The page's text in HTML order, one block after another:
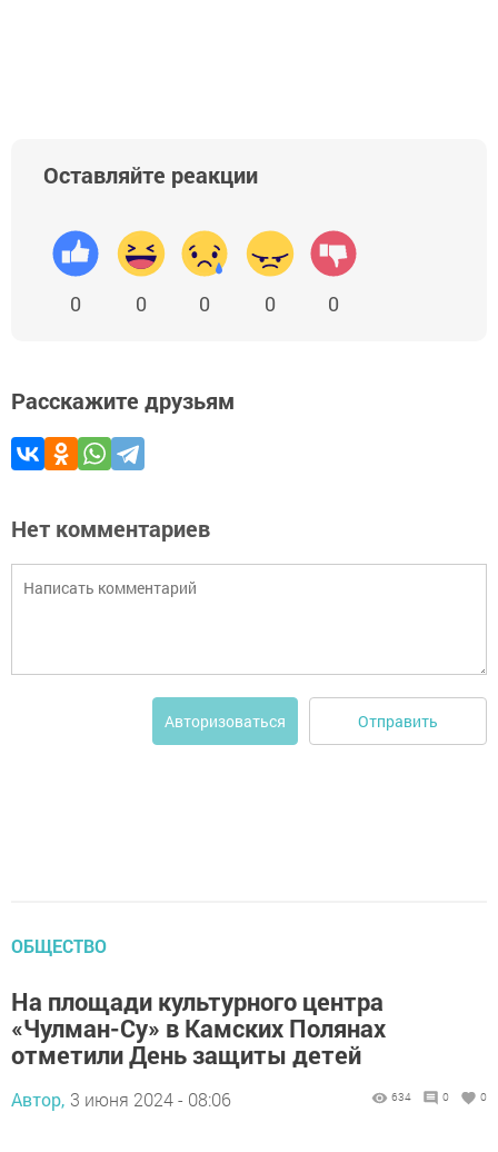
Оставляйте реакции
0 0 0 0 0
Расскажите друзьям
Нет комментариев
Авторизоваться Отправить
ОБЩЕСТВО
На площади культурного центра
«Чулман-Су» в Камских Полянах
отметили День защиты детей
Автор, 3 июня 2024 - 08:06 634 0 0